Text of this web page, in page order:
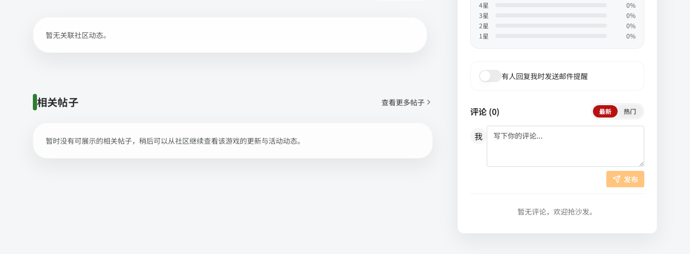
暂无关联社区动态。
相关帖子 查看更多帖子
暂时没有可展示的相关帖子，稍后可以从社区继续查看该游戏的更新与活动动态。
4星 0%
3星 0%
2星 0%
1 星 0%
有人回复我时发送邮件提醒
评论 (0) 最新 热门
我
发布
暂无评论，欢迎抢沙发。